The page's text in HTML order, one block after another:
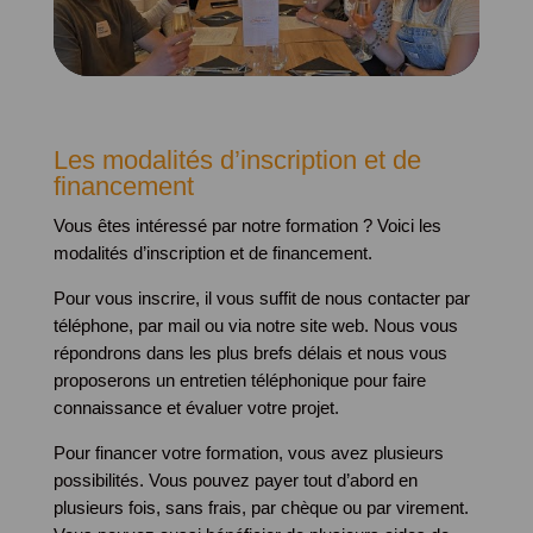
Les modalités d’inscription et de
financement
Vous êtes intéressé par notre formation ? Voici les
modalités d’inscription et de financement.
Pour vous inscrire, il vous suffit de nous contacter par
téléphone, par mail ou via notre site web. Nous vous
répondrons dans les plus brefs délais et nous vous
proposerons un entretien téléphonique pour faire
connaissance et évaluer votre projet.
Pour financer votre formation, vous avez plusieurs
possibilités. Vous pouvez payer tout d’abord en
plusieurs fois, sans frais, par chèque ou par virement.